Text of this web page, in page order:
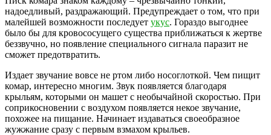
надоедливый, раздражающий. Предупреждает о том, что при
малейшей возможности последует укус. Гораздо выгоднее
было бы для кровососущего существа приближаться к жертве
беззвучно, но появление специального сигнала паразит не
сможет предотвратить.
Издает звучание вовсе не ртом либо носоглоткой. Чем пищит
комар, интересно многим. Звук появляется благодаря
крыльям, которыми он машет с необычайной скоростью. При
соприкосновении с воздухом появляется некое звучание,
похожее на пищание. Начинает издаваться своеобразное
жужжание сразу с первым взмахом крыльев.